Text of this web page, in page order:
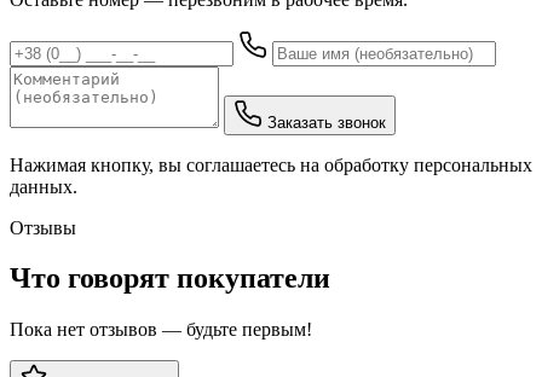
Заказать звонок
Нажимая кнопку, вы соглашаетесь на обработку персональных
данных.
Отзывы
Что говорят покупатели
Пока нет отзывов — будьте первым!